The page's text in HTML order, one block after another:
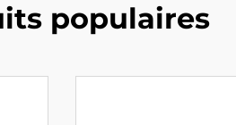
populaires